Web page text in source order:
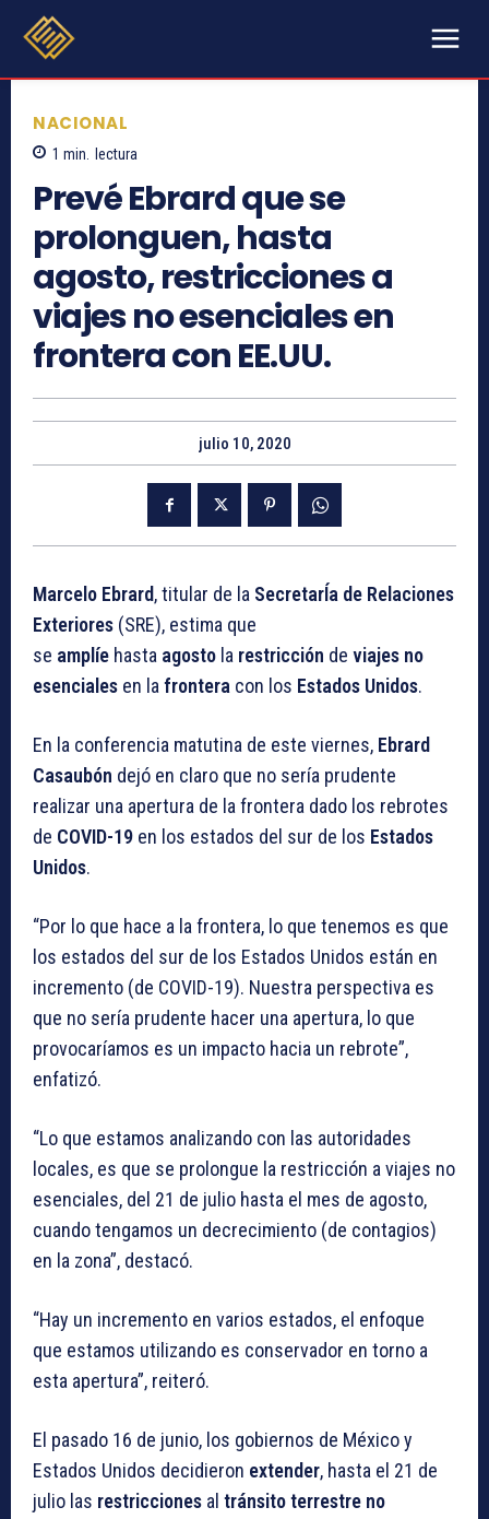
NACIONAL
1 min. lectura
Prevé Ebrard que se
prolonguen, hasta
agosto, restricciones a
viajes no esenciales en
frontera con EE.UU.
julio 10, 2020
Marcelo Ebrard, titular de la SecretarÍa de Relaciones
Exteriores (SRE), estima que
se amplíe hasta agosto la restricción de viajes no
esenciales en la frontera con los Estados Unidos.
En la conferencia matutina de este viernes, Ebrard
Casaubón dejó en claro que no sería prudente
realizar una apertura de la frontera dado los rebrotes
de COVID-19 en los estados del sur de los Estados
Unidos.
“Por lo que hace a la frontera, lo que tenemos es que
los estados del sur de los Estados Unidos están en
incremento (de COVID-19). Nuestra perspectiva es
que no sería prudente hacer una apertura, lo que
provocaríamos es un impacto hacia un rebrote”,
enfatizó.
“Lo que estamos analizando con las autoridades
locales, es que se prolongue la restricción a viajes no
esenciales, del 21 de julio hasta el mes de agosto,
cuando tengamos un decrecimiento (de contagios)
en la zona”, destacó.
“Hay un incremento en varios estados, el enfoque
que estamos utilizando es conservador en torno a
esta apertura”, reiteró.
El pasado 16 de junio, los gobiernos de México y
Estados Unidos decidieron extender, hasta el 21 de
julio las restricciones al tránsito terrestre no